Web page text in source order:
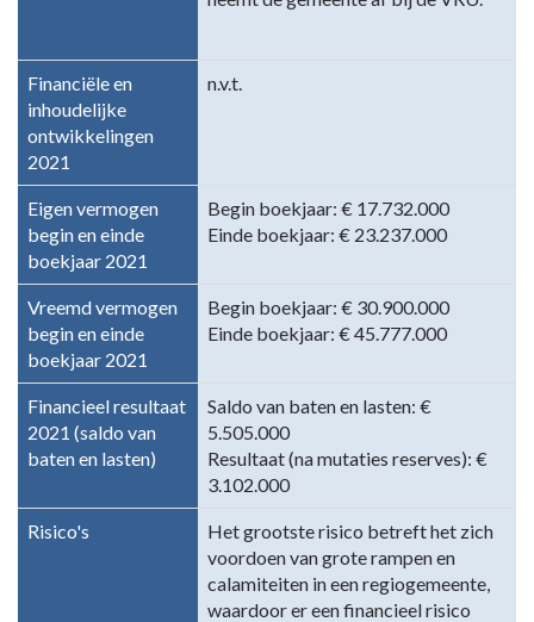
Financiële en
inhoudelijke
ontwikkelingen
2021
n.v.t.
Eigen vermogen
begin en einde
boekjaar 2021
Begin boekjaar: € 17.732.000
Einde boekjaar: € 23.237.000
Vreemd vermogen
begin en einde
boekjaar 2021
Begin boekjaar: € 30.900.000
Einde boekjaar: € 45.777.000
Financieel resultaat
2021 (saldo van
baten en lasten)
Saldo van baten en lasten: €
5.505.000
Resultaat (na mutaties reserves): €
3.102.000
Risico's
Het grootste risico betreft het zich
voordoen van grote rampen en
calamiteiten in een regiogemeente,
waardoor er een financieel risico